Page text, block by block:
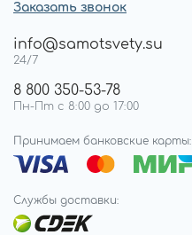
Заказать звонок
info@samotsvety.su
24/7
8 800 350-53-78
Пн-Пт с 8:00 до 17:00
Принимаем банковские карты:
Службы доставки: